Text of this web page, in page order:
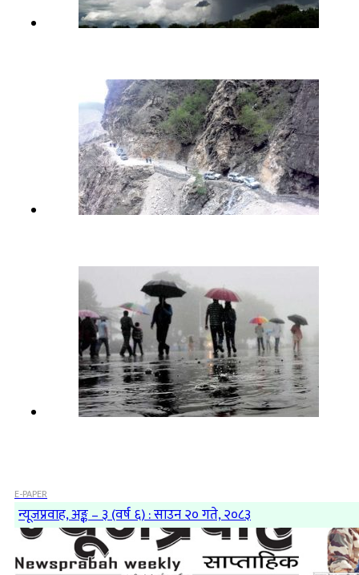
E-PAPER
न्यूजप्रवाह, अङ्क – ३ (वर्ष ६) : साउन २० गते, २०८३